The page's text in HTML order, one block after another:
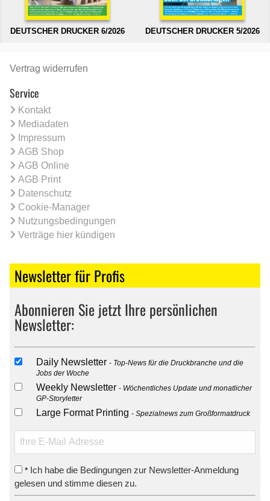
DEUTSCHER DRUCKER 6/2026 DEUTSCHER DRUCKER 5/2026
Vertrag widerrufen
Service
Kontakt
Mediadaten
Impressum
AGB Shop
AGB Online
AGB Print
Datenschutz
Cookie-Manager
Nutzungsbedingungen
Verträge hier kündigen
Newsletter für Profis
Abonnieren Sie jetzt Ihre persönlichen
Newsletter:
Daily Newsletter
Top-News für die Druckbranche und die
Jobs der Woche
Weekly Newsletter
Wöchentliches Update und monatlicher
GP-Storyletter
Large Format Printing Spezialnews zum Großformatdruck
* Ich habe die Bedingungen zur Newsletter-Anmeldung
gelesen und stimme diesen zu.